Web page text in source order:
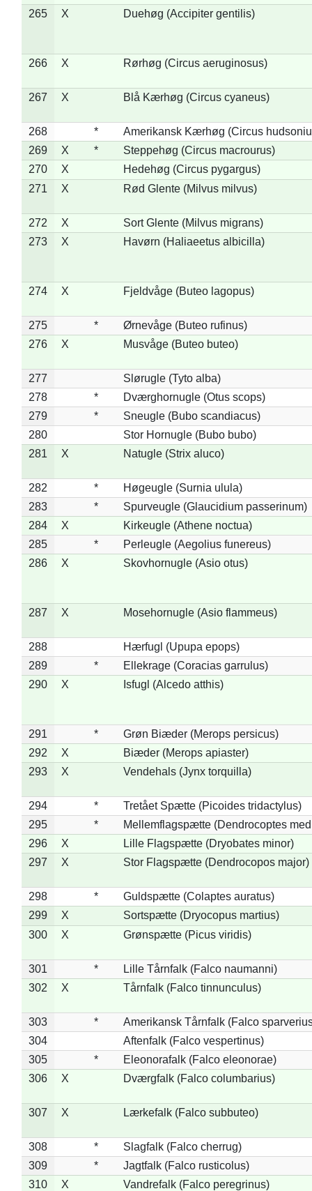
265 X Duehøg (Accipiter gentilis)
266 X Rørhøg (Circus aeruginosus)
267 X Blå Kærhøg (Circus cyaneus)
268 *
Amerikansk Kærhøg (Circus
269
X *
Steppehøg (Circus macrourus)
270
X
Hedehøg (Circus pygargus)
271
X Rød Glente (Milvus milvus)
272 X
Sort Glente (Milvus migrans)
273
X Havørn (Haliaeetus albicilla)
274 X Fjeldvåge (Buteo lagopus)
275 *
Ørnevåge (Buteo rufinus)
276
X Musvåge (Buteo buteo)
277
Slørugle (Tyto alba)
278
*
Dværghornugle (Otus scops)
279
*
Sneugle (Bubo scandiacus)
280
Stor Hornugle (Bubo bubo)
281
X Natugle (Strix aluco)
282 *
Høgeugle (Surnia ulula)
283
*
Spurveugle (Glaucidium passerinum)
284
X
Kirkeugle (Athene noctua)
285
*
Perleugle (Aegolius funereus)
286
X Skovhornugle (Asio otus)
287 X Mosehornugle (Asio flammeus)
288
Hærfugl (Upupa epops)
289
*
Ellekrage (Coracias garrulus)
290
X Isfugl (Alcedo atthis)
291 *
Grøn Biæder (Merops persicus)
292
X
Biæder (Merops apiaster)
293
X Vendehals (Jynx torquilla)
294 *
Tretået Spætte (Picoides tridactylus)
295
*
Mellemflagspætte (Dendrocoptes
296
X
Lille Flagspætte (Dryobates minor)
297
X Stor Flagspætte (Dendrocopos major)
298 *
Guldspætte (Colaptes auratus)
299
X
Sortspætte (Dryocopus martius)
300
X Grønspætte (Picus viridis)
301 *
Lille Tårnfalk (Falco naumanni)
302
X Tårnfalk (Falco tinnunculus)
303 *
Amerikansk Tårnfalk (Falco
304
Aftenfalk (Falco vespertinus)
305
*
Eleonorafalk (Falco eleonorae)
306
X Dværgfalk (Falco columbarius)
307 X Lærkefalk (Falco subbuteo)
308 *
Slagfalk (Falco cherrug)
309
*
Jagtfalk (Falco rusticolus)
310
X Vandrefalk (Falco peregrinus)